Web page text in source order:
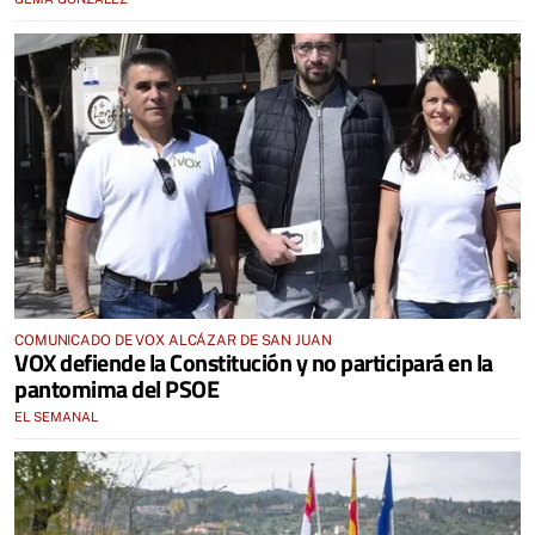
COMUNICADO DE VOX ALCÁZAR DE SAN JUAN
VOX defiende la Constitución y no participará en la
pantomima del PSOE
EL SEMANAL